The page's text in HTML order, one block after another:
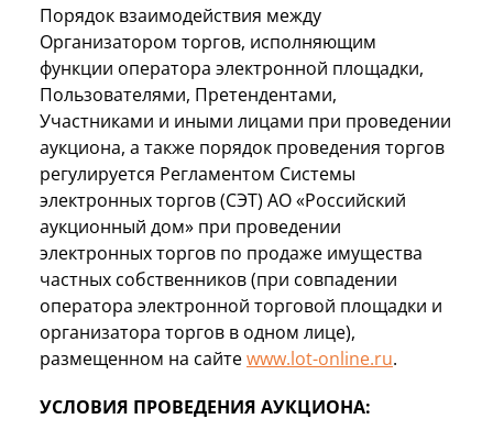
Порядок взаимодействия между
Организатором торгов, исполняющим
функции оператора электронной площадки,
Пользователями, Претендентами,
Участниками и иными лицами при проведении
аукциона, а также порядок проведения торгов
регулируется Регламентом Системы
электронных торгов (СЭТ) АО «Российский
аукционный дом» при проведении
электронных торгов по продаже имущества
частных собственников (при совпадении
оператора электронной торговой площадки и
организатора торгов в одном лице),
размещенном на сайтеwww.lot-online.ru.
УСЛОВИЯ ПРОВЕДЕНИЯ АУКЦИОНА: